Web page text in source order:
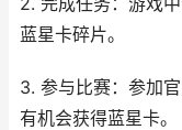
蓝星卡碎片。
3. 参与比赛：参加
有机会获得蓝星卡。